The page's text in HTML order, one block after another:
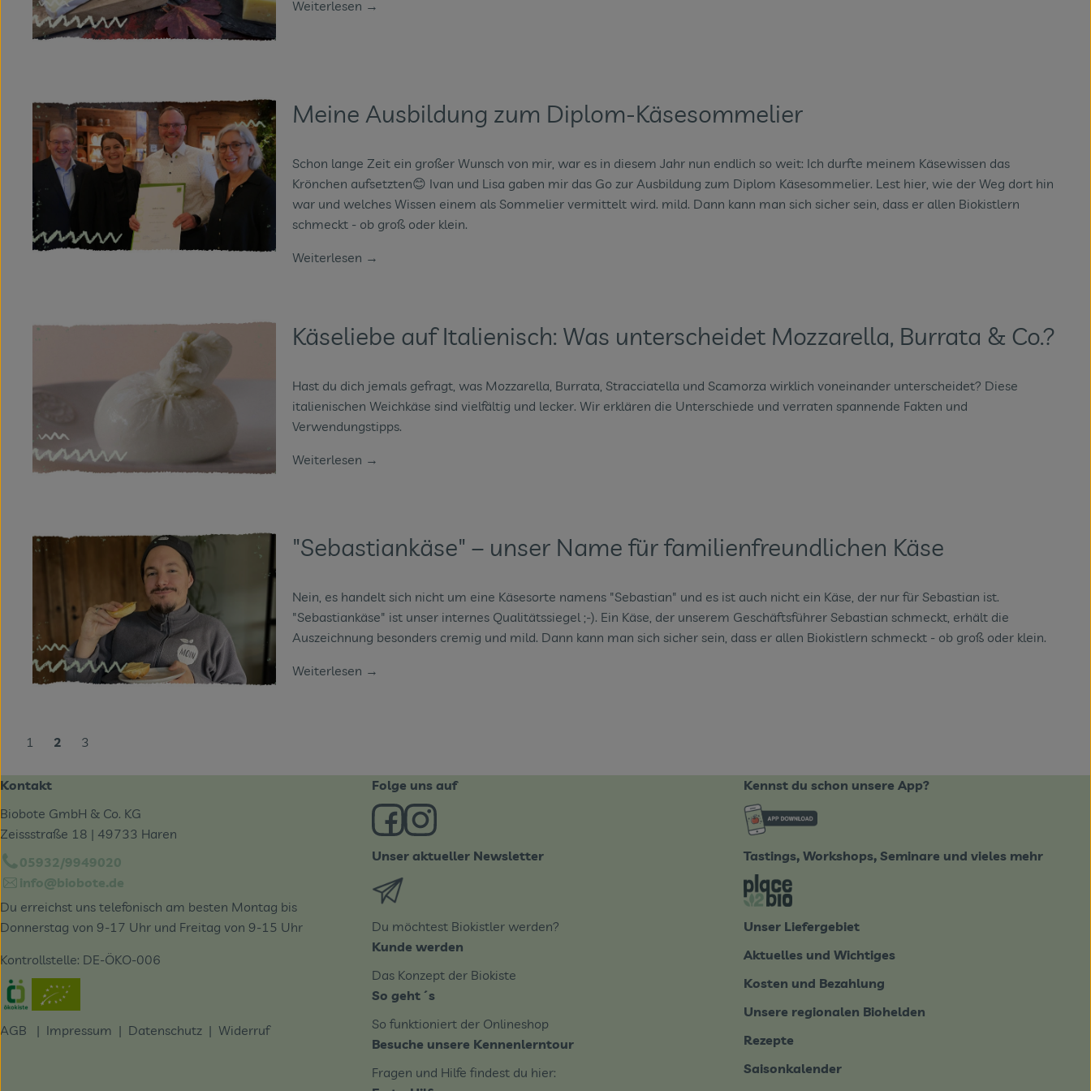
Weiterlesen →
Meine Ausbildung zum Diplom-Käsesommelier
Schon lange Zeit ein großer Wunsch von mir, war es in diesem Jahr nun endlich so weit: Ich durfte meinem Käsewissen das
Krönchen aufsetzten😊 Ivan und Lisa gaben mir das Go zur Ausbildung zum Diplom Käsesommelier. Lest hier, wie der Weg dort hin
war und welches Wissen einem als Sommelier vermittelt wird. mild. Dann kann man sich sicher sein, dass er allen Biokistlern
schmeckt - ob groß oder klein.
Weiterlesen →
Käseliebe auf Italienisch: Was unterscheidet Mozzarella, Burrata & Co.?
Hast du dich jemals gefragt, was Mozzarella, Burrata, Stracciatella und Scamorza wirklich voneinander unterscheidet? Diese
italienischen Weichkäse sind vielfältig und lecker. Wir erklären die Unterschiede und verraten spannende Fakten und
Verwendungstipps.
Weiterlesen →
"Sebastiankäse" – unser Name für familienfreundlichen Käse
Nein, es handelt sich nicht um eine Käsesorte namens "Sebastian" und es ist auch nicht ein Käse, der nur für Sebastian ist.
"Sebastiankäse" ist unser internes Qualitätssiegel ;-). Ein Käse, der unserem Geschäftsführer Sebastian schmeckt, erhält die
Auszeichnung besonders cremig und mild. Dann kann man sich sicher sein, dass er allen Biokistlern schmeckt - ob groß oder klein.
Weiterlesen →
1 2 3
Kontakt
Biobote GmbH & Co. KG
Zeissstraße 18 | 49733 Haren
05932/9949020
info@biobote.de
Du erreichst uns telefonisch am besten Montag bis
Donnerstag von 9-17 Uhr und Freitag von 9-15 Uhr
Kontrollstelle: DE-ÖKO-006
Externer Link zu https://www.oekokiste.de/
AGB | Impressum | Datenschutz | Widerruf
Folge uns auf
Externer Link zu https://www.facebook.com/derBiobote/
Externer Link zu https://www.instagram.com/biobote_de/
Unser aktueller Newsletter
Externer Link zu https://biobote.de/mailvorlage/newsletter-0826.html
Du möchtest Biokistler werden?
Kunde werden
Das Konzept der Biokiste
So geht´s
So funktioniert der Onlineshop
Besuche unsere Kennenlerntour
Fragen und Hilfe findest du hier:
Kennst du schon unsere App?
Externer Link zu https://www.biobote-
Tastings, Workshops, Seminare und vieles mehr
Externer Link zu https://place2bio.de/
Unser Liefergebiet
Aktuelles und Wichtiges
Kosten und Bezahlung
Unsere regionalen Biohelden
Rezepte
Saisonkalender